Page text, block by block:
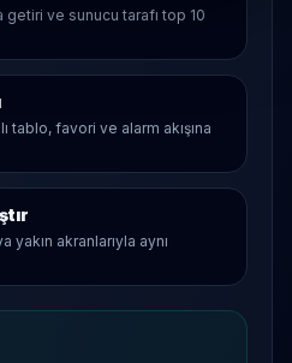
ve sunucu tarafı top 10
tablo, favori ve alarm akışına
akranlarıyla aynı